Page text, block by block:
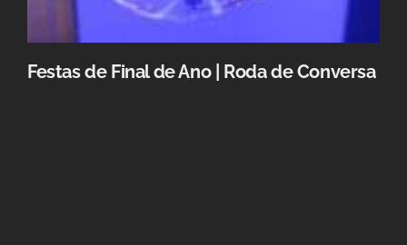
Festas de Final de Ano | Roda de Conversa